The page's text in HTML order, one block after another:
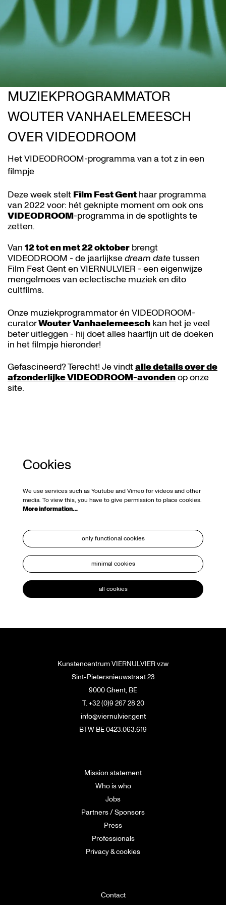
MUZIEKPROGRAMMATOR
WOUTER VANHAELEMEESCH
OVER VIDEODROOM
Het VIDEODROOM-programma van a tot z in een
filmpje
Deze week stelt Film Fest Gent haar programma
van 2022 voor: hét geknipte moment om ook ons
VIDEODROOM-programma in de spotlights te
zetten.
Van 12 tot en met 22 oktober brengt
VIDEODROOM - de jaarlijksedream datetussen
Film Fest Gent en VIERNULVIER - een eigenwijze
mengelmoes van eclectische muziek en dito
cultfilms.
Onze muziekprogrammator én VIDEODROOM-
curatorWouter Vanhaelemeesch kan het je veel
beter uitleggen - hij doet alles haarfijn uit de doeken
in het filmpje hieronder!
Gefascineerd? Terecht! Je vindtalle details over de
afzonderlijke VIDEODROOM-avondenop onze
site.
Cookies
We use services such as Youtube and Vimeo for videos and other
media. To view this, you have to give permission to place cookies.
More information…
only functional cookies
minimal cookies
all cookies
Kunstencentrum VIERNULVIER vzw
Sint-Pietersnieuwstraat 23
9000 Ghent, BE
T. +32 (0)9 267 28 20
info@viernulvier.gent
BTW BE 0423.063.619
Mission statement
Who is who
Jobs
Partners / Sponsors
Press
Professionals
Privacy & cookies
Contact